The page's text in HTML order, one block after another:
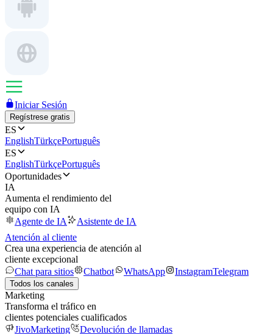
Iniciar Sesión
Regístrese gratis
ES
EnglishTürkçePortuguês
ES
EnglishTürkçePortuguês
Oportunidades
IA
Aumenta el rendimiento del
equipo con IA
Agente de IA
Asistente de IA
Atención al cliente
Crea una experiencia de atención al
cliente excepcional
Chat para sitios
Chatbot WhatsApp InstagramTelegram
Todos los canales
Marketing
Transforma el tráfico en
clientes potenciales cualificados
JivoMarketing
Devolución de llamadas